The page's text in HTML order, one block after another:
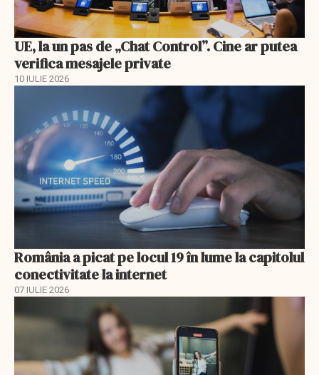
UE, la un pas de „Chat Control”. Cine ar putea
verifica mesajele private
10 IULIE 2026
România a picat pe locul 19 în lume la capitolul
conectivitate la internet
07 IULIE 2026